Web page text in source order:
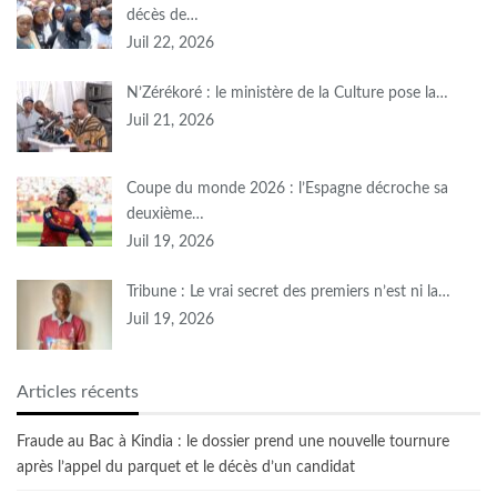
décès de…
Juil 22, 2026
N’Zérékoré : le ministère de la Culture pose la…
Juil 21, 2026
Coupe du monde 2026 : l’Espagne décroche sa
deuxième…
Juil 19, 2026
Tribune : Le vrai secret des premiers n’est ni la…
Juil 19, 2026
Articles récents
Fraude au Bac à Kindia : le dossier prend une nouvelle tournure
après l’appel du parquet et le décès d’un candidat